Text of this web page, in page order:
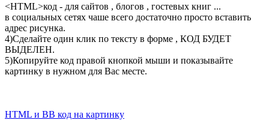
<HTML>код - для сайтов , блогов , гостевых книг ...
в социальных сетях чаше всего достаточно просто вставить
адрес рисунка.
4)Сделайте один клик по тексту в форме , КОД БУДЕТ
ВЫДЕЛЕН.
5)Копируйте код правой кнопкой мыши и показывайте
картинку в нужном для Вас месте.
HTML и BB код на картинку